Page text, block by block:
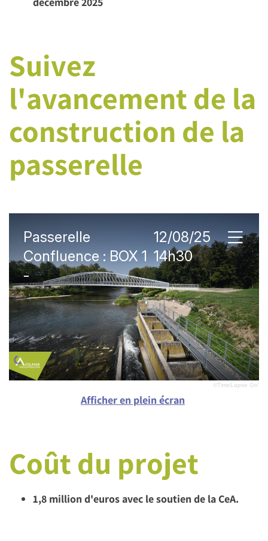
Suivez
l'avancement de la
construction de la
passerelle
©TimeLapse Go'
Afficher en plein écran
Coût du projet
1,8 million d'euros avec le soutien de la CeA.